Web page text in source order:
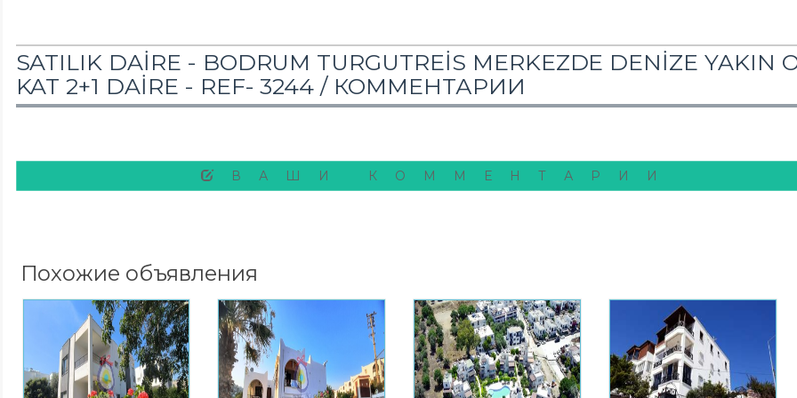
SATILIK DAİRE - BODRUM TURGUTREİS MERKEZDE DENİZE YAKIN
KAT 2+1 DAİRE - REF- 3244 / КОММЕНТАРИИ
ВАШИ КОММЕНТАРИИ
Похожие объявления